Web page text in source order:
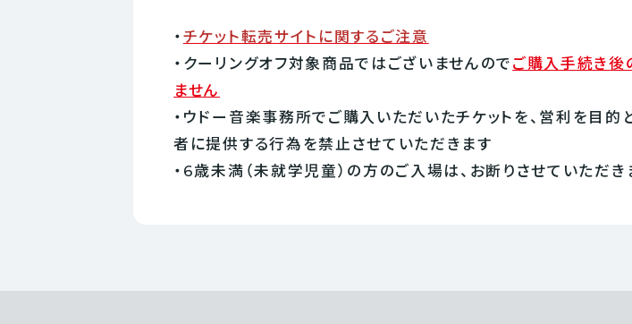
・ チケット転売サイトに関するご注意
・クーリングオフ対象商品ではございませんので ご購入手続き後
ません
・ウドー音楽事務所でご購入いただいたチケットを、営利を目
者に提供する行為を禁止させていただきます
・6歳未満（未就学児童）の方のご入場は、お断りさせていただき